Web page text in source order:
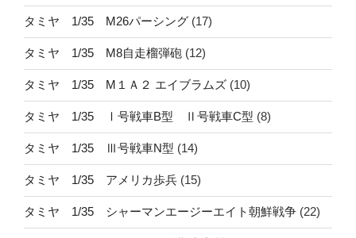
タミヤ 1/35 M26パーシング (17)
タミヤ 1/35 M8自走榴弾砲 (12)
タミヤ 1/35 M１Ａ２ エイブラムズ (10)
タミヤ 1/35 Ⅰ号戦車B型 Ⅱ号戦車C型 (8)
タミヤ 1/35 Ⅲ号戦車N型 (14)
タミヤ 1/35 アメリカ歩兵 (15)
タミヤ 1/35 シャーマンエージーエイト朝鮮戦争 (22)